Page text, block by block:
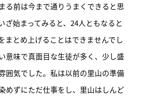
る前は今まで通りうまくできると思
ざ始まってみると、24人ともなると
まとめ上げることはできませんでし
意味で真面目な生徒が多く、少し盛
囲気でした。私は以前の里山の準備
めずにただ仕事をし、里山はしんど